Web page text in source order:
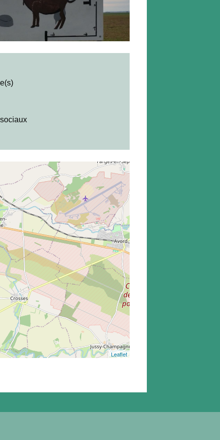
Leaflet